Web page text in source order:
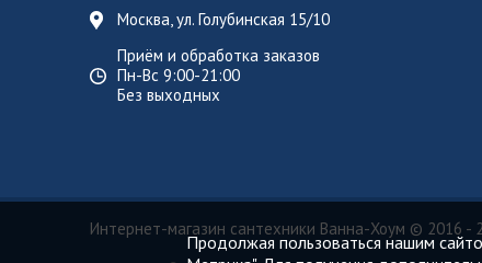
Москва, ул. Голубинская 15/10
Приём и обработка заказов
Пн-Вс 9:00-21:00
Без выходных
Интернет-магазин сантехники Ванна-Хоум © 2016 -
Продолжая пользоваться нашим